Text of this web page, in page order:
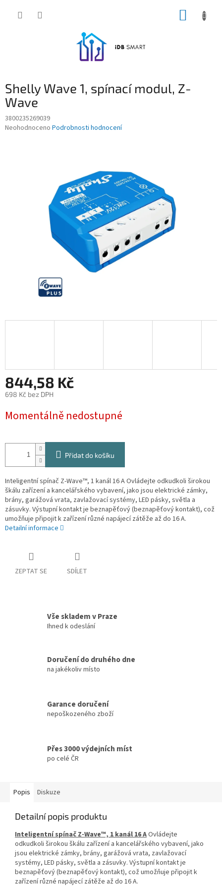
Shelly Wave 1, spínací modul, Z-
Wave
3800235269039
Průměrné
Neohodnoceno Podrobnosti hodnocení
844,58 Kč
698 Kč bez DPH
cena:
Momentálně nedostupné
Přidat do košíku
Inteligentní spínač Z-Wave™, 1 kanál 16 A Ovládejte odkudkoli širokou
škálu zařízení a kancelářského vybavení, jako jsou elektrické zámky,
brány, garážová vrata, zavlažovací systémy, LED pásky, světla a
zásuvky. Výstupní kontakt je beznapěťový (beznapěťový kontakt), což
umožňuje připojit k zařízení různé napájecí zátěže až do 16 A.
Detailní informace
ZEPTAT SE SDÍLET
Vše skladem v Praze
Ihned k odeslání
Doručení do druhého dne
na jakékoliv místo
Garance doručení
nepoškozeného zboží
Přes 3000 výdejních míst
po celé ČR
Popis Diskuze
Detailní popis produktu
Inteligentní spínač Z-Wave™, 1 kanál 16 AOvládejte
odkudkoli širokou škálu zařízení a kancelářského vybavení, jako
jsou elektrické zámky, brány, garážová vrata, zavlažovací
systémy, LED pásky, světla a zásuvky. Výstupní kontakt je
beznapěťový (beznapěťový kontakt), což umožňuje připojit k
zařízení různé napájecí zátěže až do 16 A.